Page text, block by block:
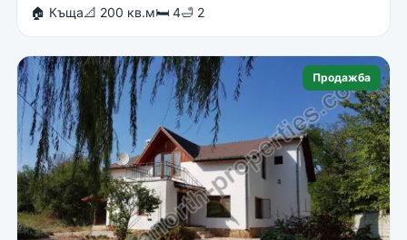
🏠 Къща📐 200 кв.м🛏 4🛁 2
Продажба